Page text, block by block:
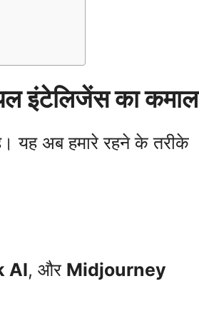
इंटेलिजेंस का कमाल
यह अब हमारे रहने के तरीके
AI, और Midjourney